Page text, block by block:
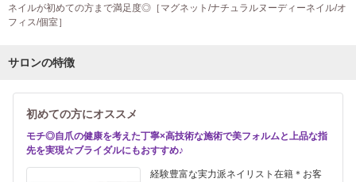
ネイルが初めての方まで満足度◎［マグネット/ナチュラルヌーディーネイル/オ
フィス/個室］
サロンの特徴
初めての方にオススメ
モチ◎自爪の健康を考えた丁寧×高技術な施術で美フォルムと上品な指
先を実現☆ブライダルにもおすすめ♪
経験豊富な実力派ネイリスト在籍＊お客